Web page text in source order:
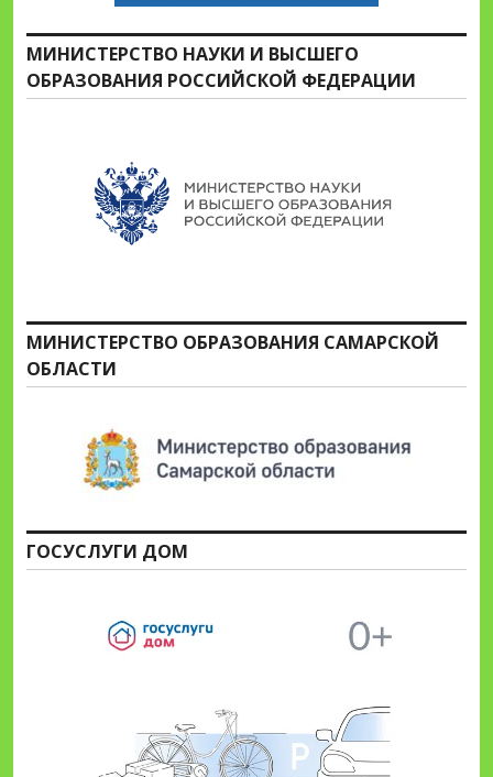
МИНИСТЕРСТВО НАУКИ И ВЫСШЕГО
ОБРАЗОВАНИЯ РОССИЙСКОЙ ФЕДЕРАЦИИ
МИНИСТЕРСТВО ОБРАЗОВАНИЯ САМАРСКОЙ
ОБЛАСТИ
ГОСУСЛУГИ ДОМ